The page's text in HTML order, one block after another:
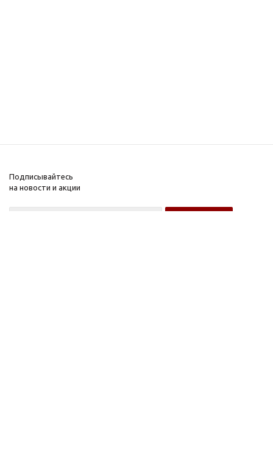
Подписывайтесь
на новости и акции